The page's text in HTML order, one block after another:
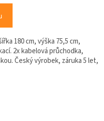
180 cm, výška 75,5 cm,
2x kabelová průchodka,
Český výrobek, záruka 5 let,